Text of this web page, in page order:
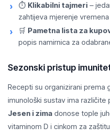
⏱️ Klikabilni tajmeri –
zahtijeva mjerenje vremena
🛒 Pametna lista za
popis namirnica za
Sezonski pristup
Recepti su organizirani prema
imunološki sustav ima
Jesen i zima donose tople
vitaminom D i cinkom za